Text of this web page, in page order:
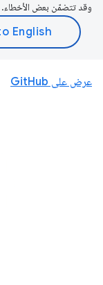
وقد تتضمّن بعض الأخطاء.
عرض على GitHub